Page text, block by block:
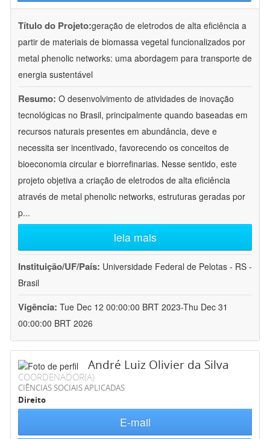
Título do Projeto:geração de eletrodos de alta eficiência a
partir de materiais de biomassa vegetal funcionalizados por
metal phenolic networks: uma abordagem para transporte de
energia sustentável
Resumo: O desenvolvimento de atividades de inovação
tecnológicas no Brasil, principalmente quando baseadas em
recursos naturais presentes em abundância, deve e
necessita ser incentivado, favorecendo os conceitos de
bioeconomia circular e biorrefinarias. Nesse sentido, este
projeto objetiva a criação de eletrodos de alta eficiência
através de metal phenolic networks, estruturas geradas por
p...
leia mais
Instituição/UF/País: Universidade Federal de Pelotas - RS -
Brasil
Vigência: Tue Dec 12 00:00:00 BRT 2023-Thu Dec 31
00:00:00 BRT 2026
André Luiz Olivier da Silva
COORDENADOR(A)
CIÊNCIAS SOCIAIS APLICADAS
Direito
E-mail